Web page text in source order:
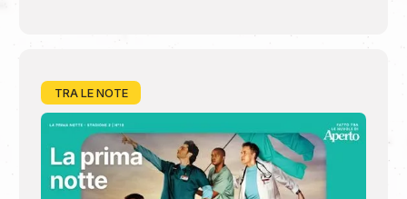
TRA LE NOTE